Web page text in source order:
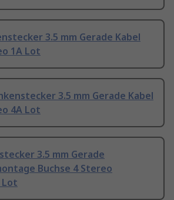
3.5 mm Gerade Kabel
1A Lot
3.5 mm Gerade Kabel
4A Lot
3.5 mm Gerade
Buchse 4 Stereo
Lot